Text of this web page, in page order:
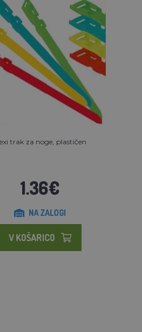
trak za noge, plastičen
1.36€
NA ZALOGI
V KOŠARICO